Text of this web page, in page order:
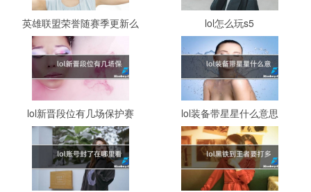
英雄联盟荣誉随赛季更新么 lol怎么玩s5
lol新晋段位有几场保护赛 lol装备带星星什么意思